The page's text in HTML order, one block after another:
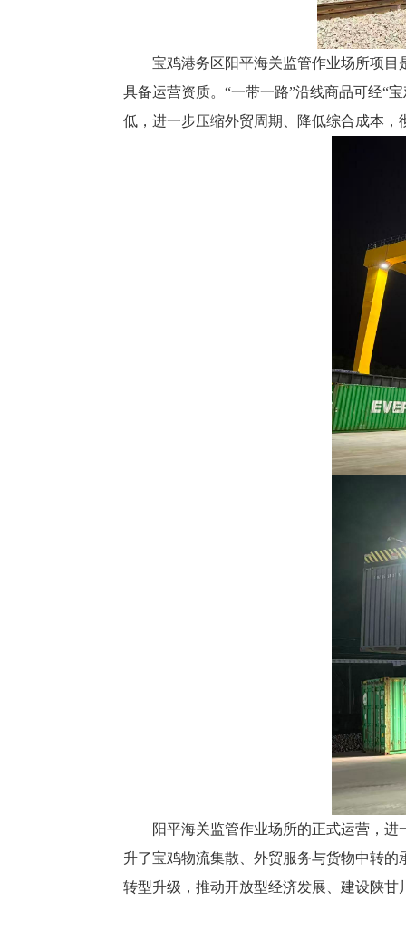
宝鸡港务区阳平海关监管作业场所项目
具备运营资质。“一带一路”沿线商品可经“
低，进一步压缩外贸周期、降低综合成本
阳平海关监管作业场所的正式运营，
升了宝鸡物流集散、外贸服务与货物中转
转型升级，推动开放型经济发展、建设陕